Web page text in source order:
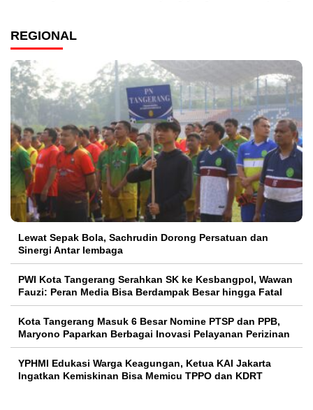
REGIONAL
Lewat Sepak Bola, Sachrudin Dorong Persatuan dan
Sinergi Antar lembaga
PWI Kota Tangerang Serahkan SK ke Kesbangpol, Wawan
Fauzi: Peran Media Bisa Berdampak Besar hingga Fatal
Kota Tangerang Masuk 6 Besar Nomine PTSP dan PPB,
Maryono Paparkan Berbagai Inovasi Pelayanan Perizinan
YPHMI Edukasi Warga Keagungan, Ketua KAI Jakarta
Ingatkan Kemiskinan Bisa Memicu TPPO dan KDRT